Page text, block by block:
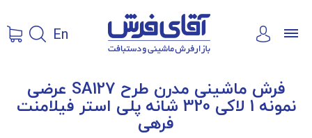
En
فرش ماشینی مدرن طرح SA127 عرضی
نمونه 1 لاکی 320 شانه پلی استر فیلامنت
فرهی